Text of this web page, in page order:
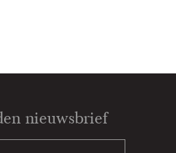
nieuwsbrief